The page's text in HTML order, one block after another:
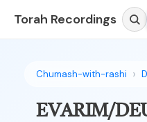
Torah Recordings
Chumash-with-rashi
EVARIM/